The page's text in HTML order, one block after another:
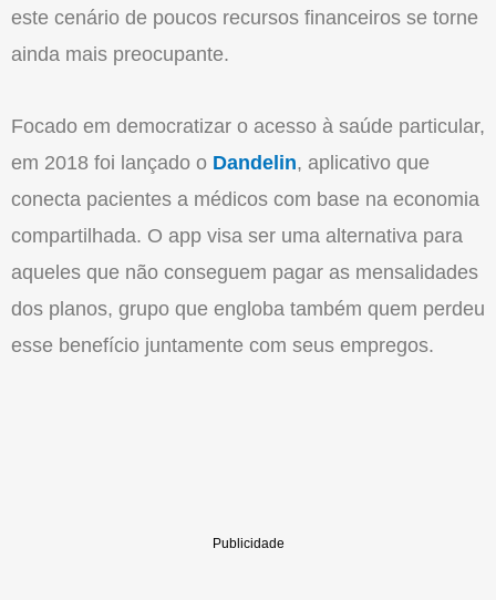
este cenário de poucos recursos financeiros se torne
ainda mais preocupante.
Focado em democratizar o acesso à saúde particular,
em 2018 foi lançado o Dandelin, aplicativo que
conecta pacientes a médicos com base na economia
compartilhada. O app visa ser uma alternativa para
aqueles que não conseguem pagar as mensalidades
dos planos, grupo que engloba também quem perdeu
esse benefício juntamente com seus empregos.